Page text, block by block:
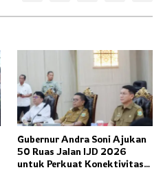
Gubernur Andra Soni Ajukan
50 Ruas Jalan IJD 2026
untuk Perkuat Konektivitas